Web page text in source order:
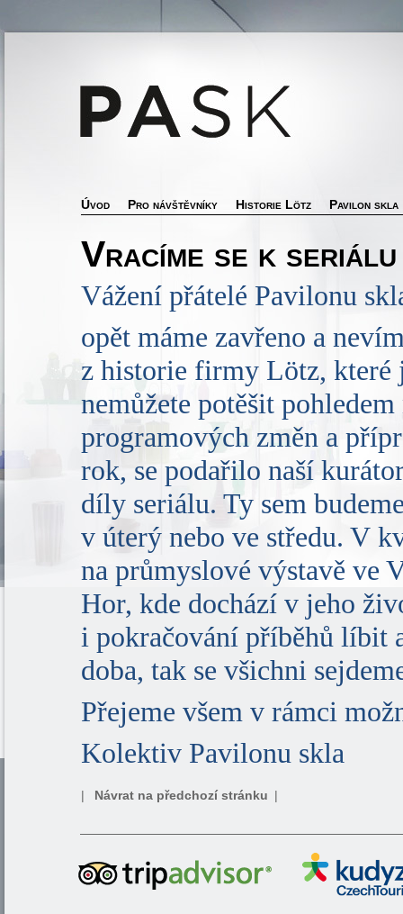
Úvod Pro návštěvníky Historie Lötz Pavilon skla
Vracíme se k
Vážení přátelé Pavilonu
opět máme zavřeno a
z historie firmy Lötz, které
nemůžete potěšit
programových změn a
rok, se podařilo naší
díly seriálu. Ty sem
v úterý nebo ve středu. V
na průmyslové výstavě ve
Hor, kde dochází v jeho
i pokračování příběhů líbit
doba, tak se všichni
Přejeme všem v rámci
Kolektiv Pavilonu skla
| Návrat na předchozí stránku |